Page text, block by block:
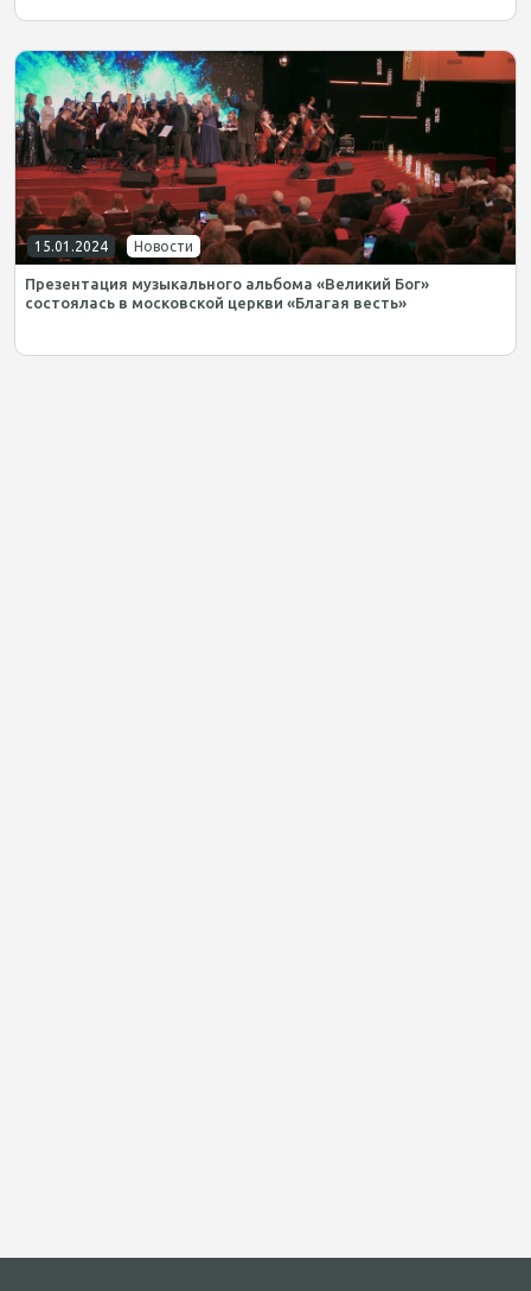
15.01.2024 Новости
Презентация музыкального альбома «Великий Бог»
состоялась в московской церкви «Благая весть»